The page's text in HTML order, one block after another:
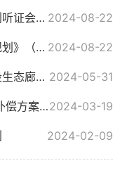
封丘县烟草制品零售点合理布局规划听证会代表产生办法 2024-08-22
《封丘县烟草制品零售点合理布局规划》（征求意见稿）公告 2024-08-22
关于《有奖征集封丘县天然渠城区段生态廊道名称》活动的征集结果反馈 2024-05-31
封丘县北街学校建设项目房屋 征收补偿方案 （公开征求意见稿）--有条款内容提示版2024-03-19
2024-02-09